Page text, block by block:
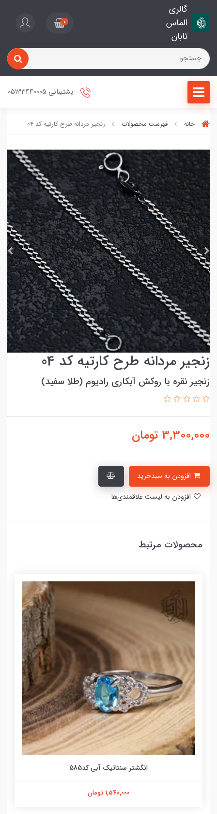
گالری
الماس
تابان
0
پشتیبانی 05133440005
خانه فهرست محصولات زنجیر مردانه طرح کارتیه کد 04
زنجیر مردانه طرح کارتیه کد 04
زنجیر نقره با روکش آبکاری رادیوم (طلا سفید)
3,300,000 تومان
محصولات مرتبط
انگشتر سنتاتیک آبی کد585
1,540,000 تومان